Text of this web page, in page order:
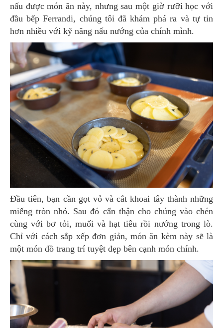
nấu được món ăn này, nhưng sau một giờ rưỡi học với
đầu bếp Ferrandi, chúng tôi đã khám phá ra và tự tin
hơn nhiều với kỹ năng nấu nướng của chính mình.
Đầu tiên, bạn cần gọt vỏ và cắt khoai tây thành những
miếng tròn nhỏ. Sau đó cẩn thận cho chúng vào chén
cùng với bơ tỏi, muối và hạt tiêu rồi nướng trong lò.
Chỉ với cách sắp xếp đơn giản, món ăn kèm này sẽ là
một món đồ trang trí tuyệt đẹp bên cạnh món chính.